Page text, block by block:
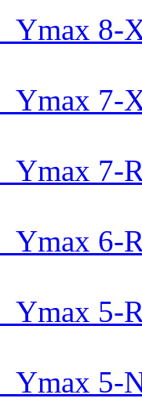
8-
7-
7-
6-
5-
5-